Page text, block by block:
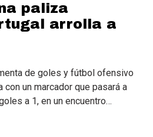
paliza
arrolla a
de goles y fútbol ofensivo
un marcador que pasará a
a 1, en un encuentro…